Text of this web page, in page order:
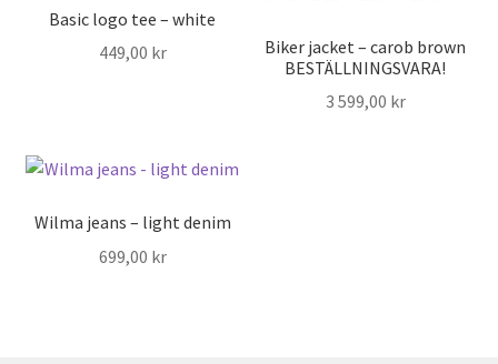
Basic logo tee – white
449,00 kr
Biker jacket – carob brown
BESTÄLLNINGSVARA!
3 599,00 kr
Wilma jeans – light denim
699,00 kr